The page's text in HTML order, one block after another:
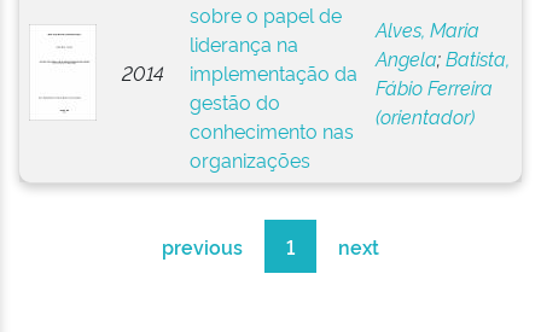
2014
sobre o papel de
liderança na
implementação da
gestão do
conhecimento nas
organizações
Alves, Maria
Angela;Batista,
Fábio Ferreira
(orientador)
previous 1 next